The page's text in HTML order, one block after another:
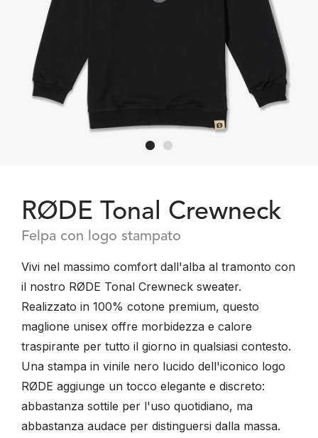
RØDE Tonal Crewneck
Felpa con logo stampato
Vivi nel massimo comfort dall'alba al tramonto con
il nostro RØDE Tonal Crewneck sweater.
Realizzato in 100% cotone premium, questo
maglione unisex offre morbidezza e calore
traspirante per tutto il giorno in qualsiasi contesto.
Una stampa in vinile nero lucido dell'iconico logo
RØDE aggiunge un tocco elegante e discreto:
abbastanza sottile per l'uso quotidiano, ma
abbastanza audace per distinguersi dalla massa.